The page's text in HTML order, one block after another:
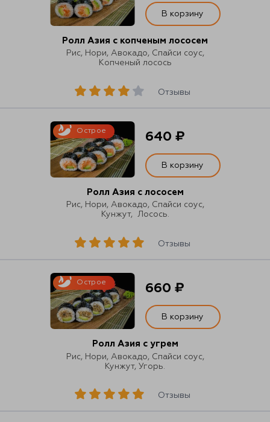
Отзывы
Ролл Азия с копченым лососем
Рис, Нори, Авокадо, Спайси соус,
Копченый лосось
В корзину
Острое
Отзывы
Ролл Азия с лососем
Рис, Нори, Авокадо, Спайси соус,
Кунжут, Лосось.
640 ₽
В корзину
Острое
Отзывы
Ролл Азия с угрем
Рис, Нори, Авокадо, Спайси соус,
Кунжут, Угорь.
660 ₽
В корзину